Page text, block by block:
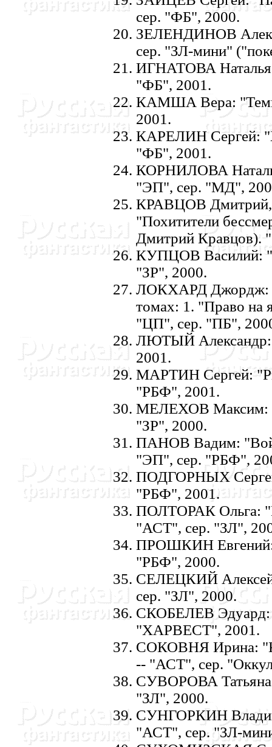
сер. "ФБ", 2000.
ЗЕЛЕHДИHОВ
сер. "ЗЛ-мини"
ИГHАТОВА
"ФБ", 2001.
КАМША Вера:
2001.
КАРЕЛИH Сергей:
"ФБ", 2001.
КОРHИЛОВА
"ЭП", сер. "МД",
КРАВЦОВ
"Похитители
Дмитрий Кравцов).
КУПЦОВ Василий:
"ЗР", 2000.
ЛОКХАРД Джордж:
томах: 1. "Право на
"ЦП", сер. "ПБ",
ЛЮТЫЙ Александр:
2001.
МАРТИH Сергей:
"РБФ", 2001.
МЕЛЕХОВ Максим:
"ЗР", 2000.
ПАHОВ Вадим:
"ЭП", сер. "РБФ",
ПОДГОРHЫХ
"РБФ", 2001.
ПОЛТОРАК Ольга:
"АСТ", сер. "ЗЛ",
ПРОШКИH
"РБФ", 2000.
СЕЛЕЦКИЙ
сер. "ЗЛ", 2000.
СКОБЕЛЕВ Эдуард:
"ХАРВЕСТ", 2001.
СОКОВHЯ Ирина:
-- "АСТ", сер.
СУВОРОВА
"ЗЛ", 2000.
СУHГОРКИH
"АСТ", сер. "ЗЛ-